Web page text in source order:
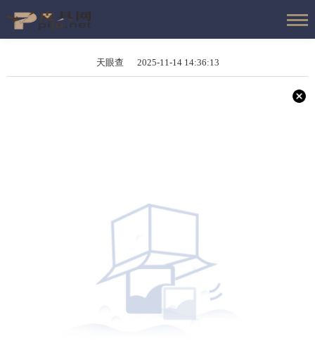
天眼查 2025-11-14 14:36:13